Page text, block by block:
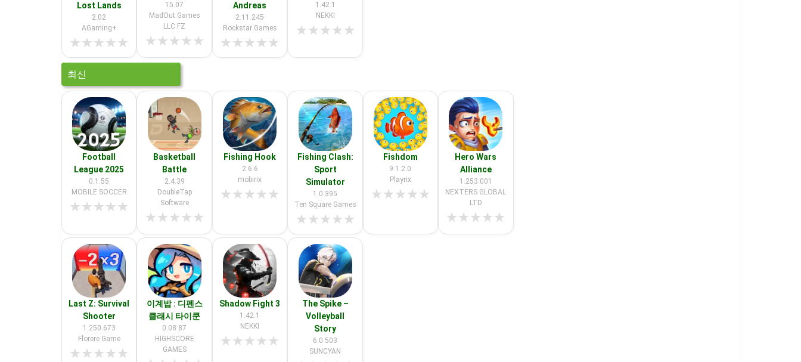
Lost Lands
2.02
AGaming+
★★★★★
15.07
MadOut Games
LLC FZ
★★★★★
Andreas
2.11.245
Rockstar Games
★★★★★
1.42.1
NEKKI
★★★★★
최신
Football
League 2025
0.1.55
MOBILE SOCCER
★★★★★
Basketball
Battle
2.4.39
DoubleTap
Software
★★★★★
Fishing Hook
2.6.6
mobirix
★★★★★
Fishing Clash:
Sport
Simulator
1.0.395
Ten Square Games
★★★★★
Fishdom
9.1.2.0
Playrix
★★★★★
Hero Wars
Alliance
1.253.001
NEXTERS GLOBAL
LTD
★★★★★
Last Z: Survival
Shooter
1.250.673
Florere Game
★★★★★
이계밥 : 디펜스
클래시 타이쿤
0.08.87
HIGHSCORE
GAMES
Shadow Fight 3
1.42.1
NEKKI
★★★★★
The Spike –
Volleyball
Story
6.0.503
SUNCYAN